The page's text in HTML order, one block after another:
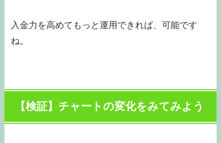
入金力を高めてもっと運用できれば、可能です
ね。
【検証】チャートの変化をみてみよう